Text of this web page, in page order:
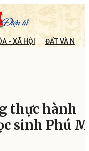
- XÃ HỘI ĐẤT VÀ
thực hành
sinh Phú